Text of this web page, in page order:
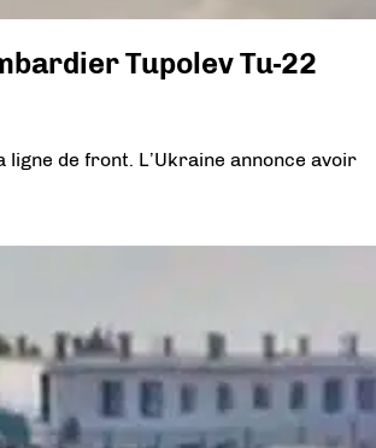
Tupolev Tu-22
de front. L’Ukraine annonce avoir